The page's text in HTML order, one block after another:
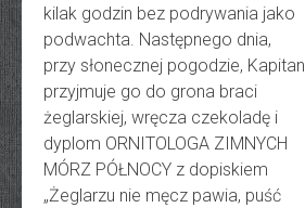
kilak godzin bez podrywania jako
podwachta. Następnego dnia,
przy słonecznej pogodzie, Kapitan
przyjmuje go do grona braci
żeglarskiej, wręcza czekoladę i
dyplom ORNITOLOGA ZIMNYCH
MÓRZ PÓŁNOCY z dopiskiem
„Żeglarzu nie męcz pawia, puść